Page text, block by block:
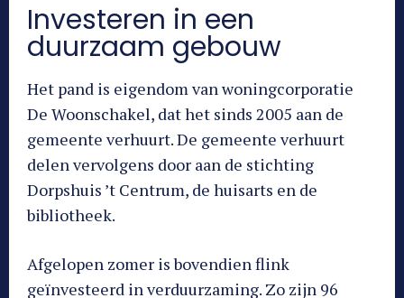
Investeren in een
duurzaam gebouw
Het pand is eigendom van woningcorporatie
De Woonschakel, dat het sinds 2005 aan de
gemeente verhuurt. De gemeente verhuurt
delen vervolgens door aan de stichting
Dorpshuis ’t Centrum, de huisarts en de
bibliotheek.
Afgelopen zomer is bovendien flink
geïnvesteerd in verduurzaming. Zo zijn 96